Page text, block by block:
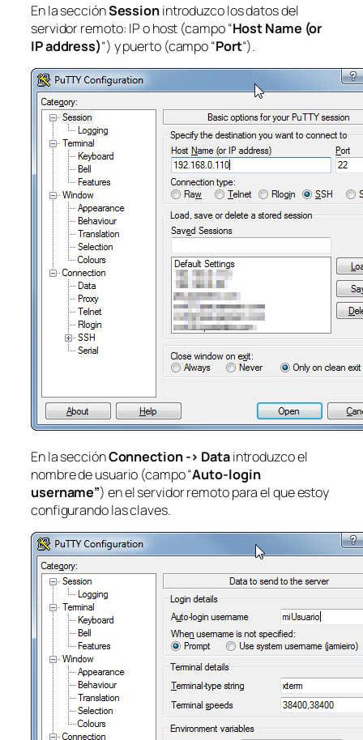
En la secciónSessionintroduzco los datos del
servidor remoto: IP o host (campo “Host Name (or
IP address)“) y puerto (campo “Port“).
En la secciónConnection -> Dataintroduzco el
nombre de usuario (campo “Auto-login
username”) en el servidor remoto para el que estoy
configurando las claves.